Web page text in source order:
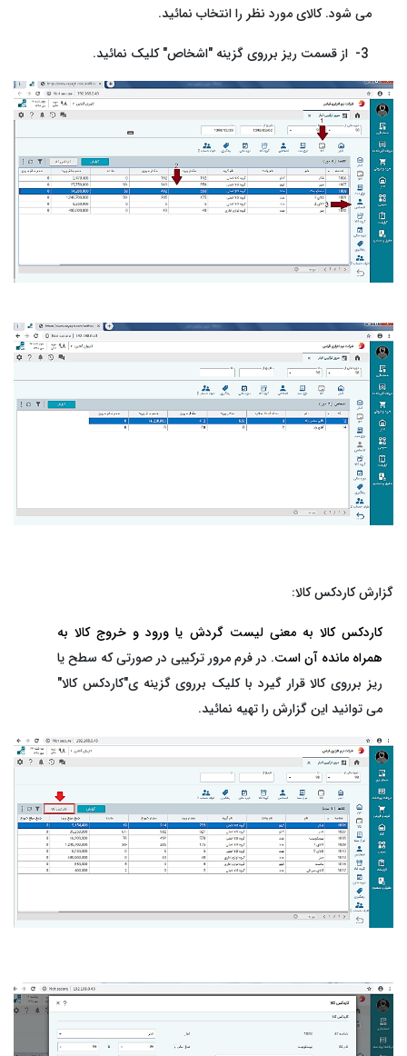
می شود. کالای مورد نظر را انتخاب نمائید.
گزارش کاردکس کالا:
کاردکس کالا به معنی لیست گردش یا ورود و خروج کالا به
همراه مانده آن است. در فرم مرور ترکیبی در صورتی که سطح یا
ریز برروی کالا قرار گیرد با کلیک برروی گزینه ی"کاردکس کالا"
می توانید این گزارش را تهیه نمائید.